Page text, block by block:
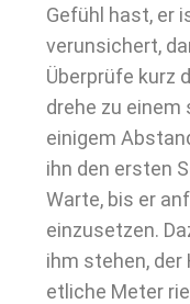
Gefühl hast, er
verunsichert,
Überprüfe kurz
drehe zu einem
einigem
ihn den ersten
Warte, bis er
einzusetzen.
ihm stehen, der
etliche Meter